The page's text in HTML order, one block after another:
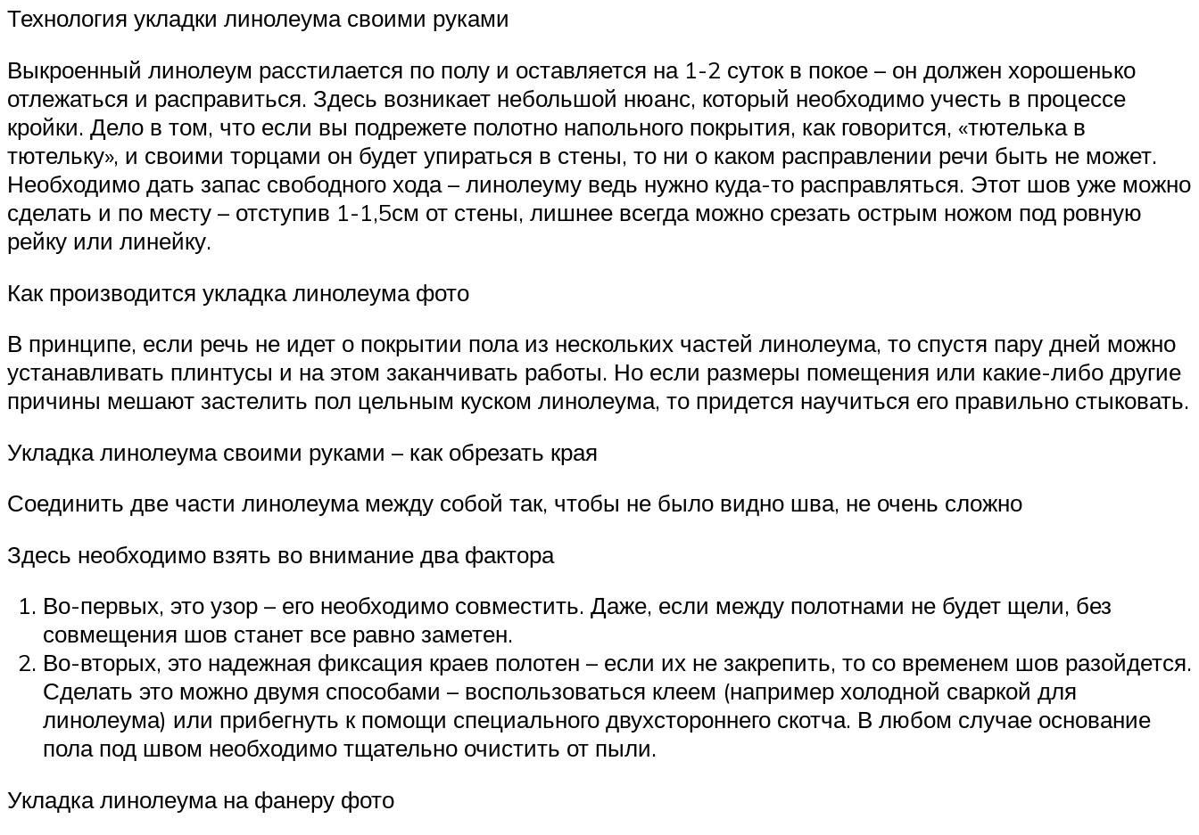
Технология укладки линолеума своими руками
Выкроенный линолеум расстилается по полу и оставляется на 1-2 суток в покое – он должен хорошенько
отлежаться и расправиться. Здесь возникает небольшой нюанс, который необходимо учесть в процессе
кройки. Дело в том, что если вы подрежете полотно напольного покрытия, как говорится, «тютелька в
тютельку», и своими торцами он будет упираться в стены, то ни о каком расправлении речи быть не может.
Необходимо дать запас свободного хода – линолеуму ведь нужно куда-то расправляться. Этот шов уже можно
сделать и по месту – отступив 1-1,5см от стены, лишнее всегда можно срезать острым ножом под ровную
рейку или линейку.
Как производится укладка линолеума фото
В принципе, если речь не идет о покрытии пола из нескольких частей линолеума, то спустя пару дней можно
устанавливать плинтусы и на этом заканчивать работы. Но если размеры помещения или какие-либо другие
причины мешают застелить пол цельным куском линолеума, то придется научиться его правильно стыковать.
Укладка линолеума своими руками – как обрезать края
Соединить две части линолеума между собой так, чтобы не было видно шва, не очень сложно
Здесь необходимо взять во внимание два фактора
Во-первых, это узор – его необходимо совместить. Даже, если между полотнами не будет щели, без
совмещения шов станет все равно заметен.
Во-вторых, это надежная фиксация краев полотен – если их не закрепить, то со временем шов разойдется.
Сделать это можно двумя способами – воспользоваться клеем (например холодной сваркой для
линолеума) или прибегнуть к помощи специального двухстороннего скотча. В любом случае основание
пола под швом необходимо тщательно очистить от пыли.
Укладка линолеума на фанеру фото